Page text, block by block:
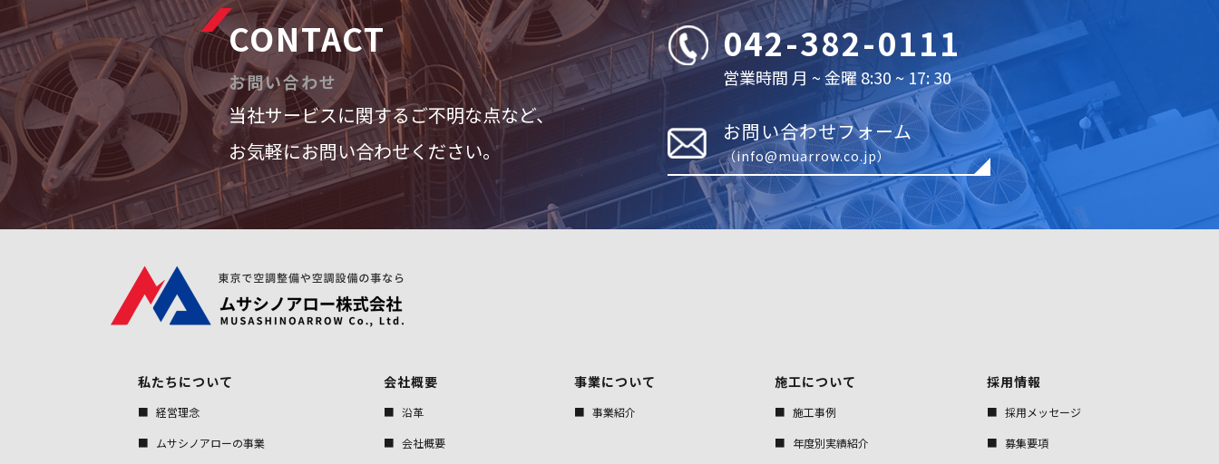
CONTACT
お問い合わせ
当社サービスに関するご不明な点など、
お気軽にお問い合わせください。
042-382-0111
営業時間 月 ~ 金曜 8:30 ~ 17: 30
お問い合わせフォーム
（info@muarrow.co.jp）
私たちについて
経営理念
ムサシノアローの事業
会社概要
沿革
会社概要
事業について
事業紹介
施工について
施工事例
年度別実績紹介
採用情報
採用メッセージ
募集要項